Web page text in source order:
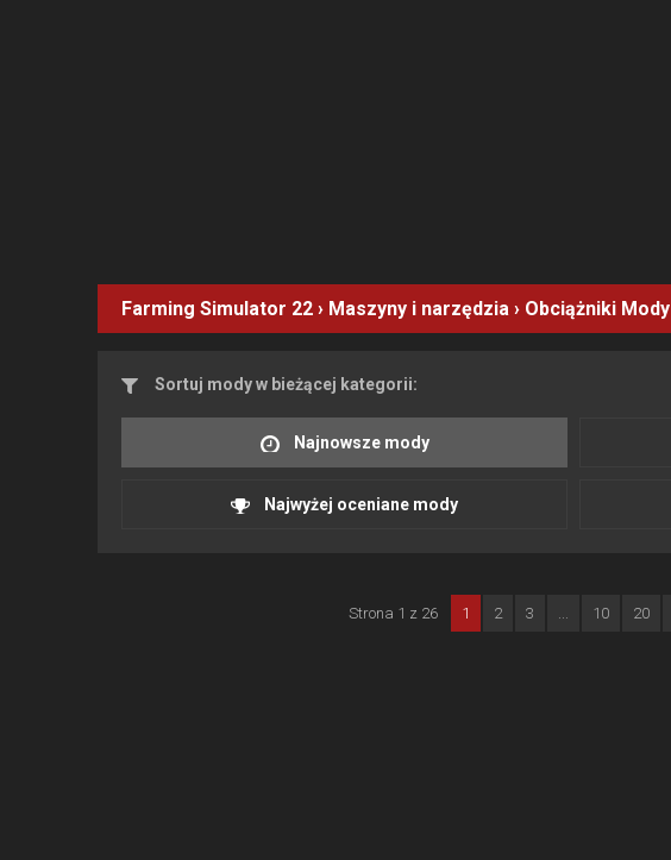
Farming Simulator 22 › Maszyny i narzędzia › Obciążniki Mody
Sortuj mody w bieżącej kategorii:
Najnowsze mody
Najwyżej oceniane mody
Strona 1 z 26 1 2 3 ... 10 20